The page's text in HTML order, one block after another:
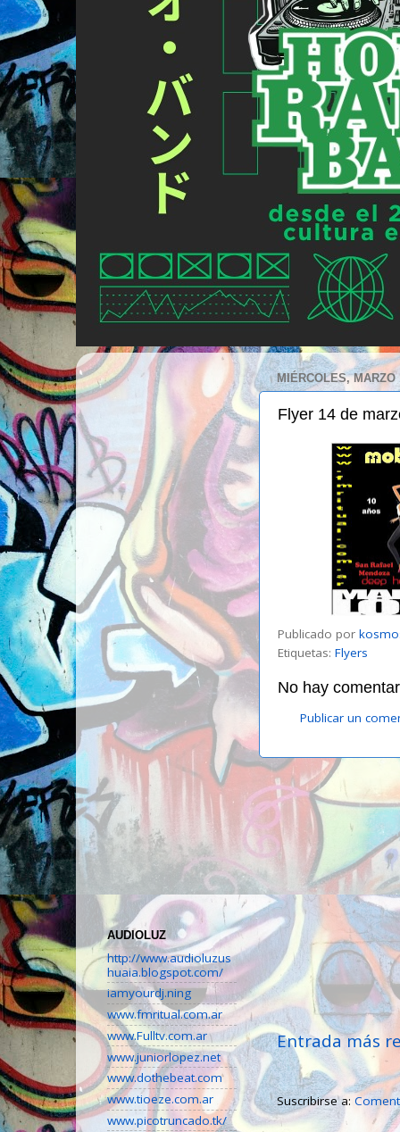
MIÉRCOLES, MARZO
Flyer 14 de
Publicado por
Etiquetas: Flyers
No hay
Publicar un
Entrada más
Suscribirse a:
AUDIOLUZ
http://www.audioluzus
huaia.blogspot.com/
iamyourdj.ning
www.fmritual.com.ar
www.Fulltv.com.ar
www.juniorlopez.net
www.dothebeat.com
www.tioeze.com.ar
www.picotruncado.tk/